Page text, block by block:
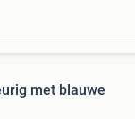
met blauwe